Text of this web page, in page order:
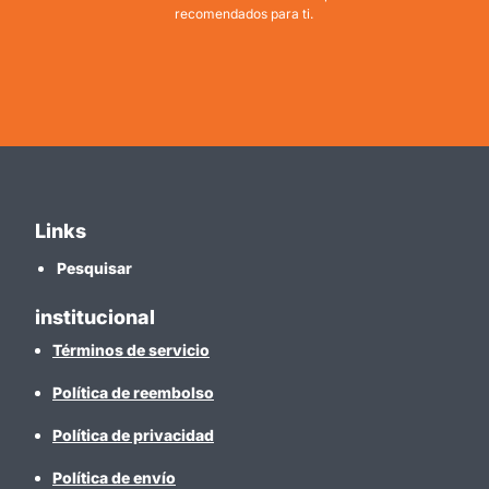
recomendados para ti.
Links
Pesquisar
institucional
Términos de servicio
Política de reembolso
Política de privacidad
Política de envío